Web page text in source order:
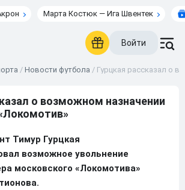
Марта Костюк — Ига Швентек
Войти
/ Новости футбола / Гурцкая рассказал о
о возможном назначении
Тимур Гурцкая
возможное увольнение
московского «Локомотива»